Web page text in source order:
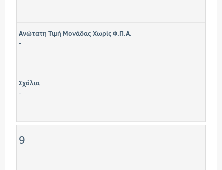
Ανώτατη Τιμή Μονάδας Χωρίς Φ.Π.Α.
-
Σχόλια
-
9